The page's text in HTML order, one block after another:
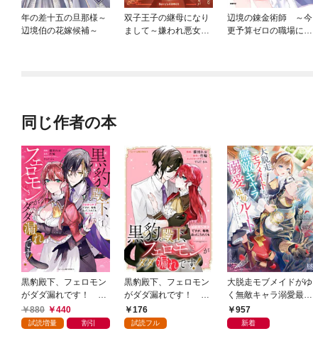
年の差十五の旦那様～
辺境伯の花嫁候補～
双子王子の継母になり
まして～嫌われ悪女で
辺境の錬金術師 ～今
更予算ゼロの職場に戻
同じ作者の本
黒豹殿下、フェロモン
がダダ漏れです！ 淫
紋持ち神子ですが、毎
晩迫ってこられても困
880 440
試読増量 割引
黒豹殿下、フェロモン
がダダ漏れです！ 淫
紋持ち神子ですが、毎
晩迫ってこられても困
176
試読フル
大脱走モブメイドがゆ
く無敵キャラ溺愛最短
ルート【特典SS付】
957
新着